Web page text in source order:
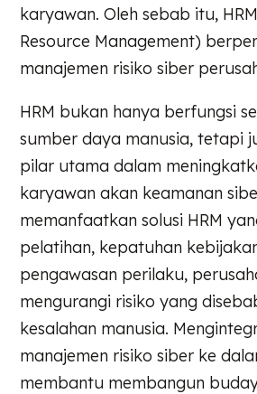
karyawan. Oleh sebab itu,
Resource Management)
manajemen risiko siber
HRM bukan hanya berfungsi
sumber daya manusia, tetapi
pilar utama dalam
karyawan akan keamanan
memanfaatkan solusi HRM
pelatihan, kepatuhan
pengawasan perilaku,
mengurangi risiko yang
kesalahan manusia.
manajemen risiko siber ke
membantu membangun